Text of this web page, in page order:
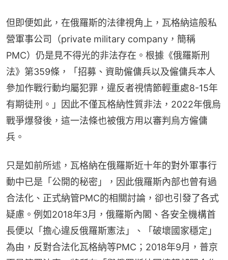
但即便如此，在俄羅斯的法律視角上，瓦格納這般私
營軍事公司（private military company，簡稱
PMC）仍是見不得光的非法存在。根據《俄羅斯刑
法》第359條，「招募、資助僱傭兵以及僱傭兵本人
參加作戰行動均屬犯罪，違反者視情節輕重處8-15年
有期徒刑。」因此不僅瓦格納性質非法，2022年俄烏
戰爭爆發後，這一法條也被俄方用以審判烏方僱傭
兵。
只是如前所述，瓦格納在俄羅斯近十年的對外軍事行
動中已是「公開的秘密」，因此俄羅斯內部也曾有過
合法化、正式納管PMC的相關討論，卻也引發了各式
疑慮。例如2018年3月，俄羅斯內閣、各安全機構首
長便以「擔心違反俄羅斯憲法」、「破壞國家穩定」
為由，反對合法化瓦格納等PMC；2018年9月，普京